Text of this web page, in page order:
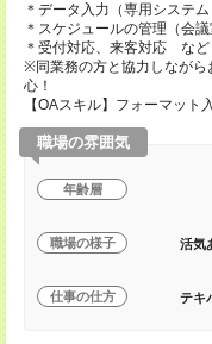
＊データ入力（専用システム
＊スケジュールの管理（会
＊受付対応、来客対応 など
※同業務の方と協力しながら
心！
【OAスキル】フォーマット
職場の雰囲気
年齢層
職場の様子 活気
仕事の仕方 テキ